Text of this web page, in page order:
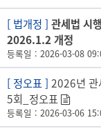
[ 법개정 ] 관세법 시
2026.1.2 개정
등록일 : 2026-03-08
[ 정오표 ] 2026년 관
5회_정오표
등록일 : 2026-03-06